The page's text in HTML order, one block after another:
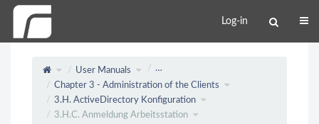
Log-in
User Manuals
…
Chapter 3 - Administration of the Clients
3.H. ActiveDirectory Konfiguration
3.H.C. Anmeldung Arbeitsstation